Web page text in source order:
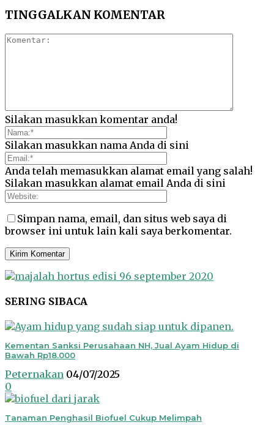
TINGGALKAN KOMENTAR
Silakan masukkan komentar anda!
Silakan masukkan nama Anda di sini
Anda telah memasukkan alamat email yang salah!
Silakan masukkan alamat email Anda di sini
Simpan nama, email, dan situs web saya di
browser ini untuk lain kali saya berkomentar.
SERING SIBACA
Kementan Sanksi Perusahaan NH, Jual Ayam Hidup di
Bawah Rp18.000
Peternakan 04/07/2025
0
Tanaman Penghasil Biofuel Cukup Melimpah